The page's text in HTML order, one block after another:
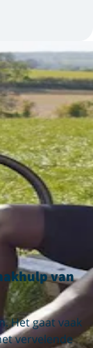
van
Het gaat vaak
vervelende